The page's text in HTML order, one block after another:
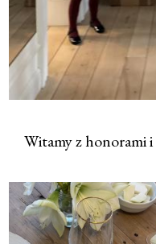
Witamy z honorami